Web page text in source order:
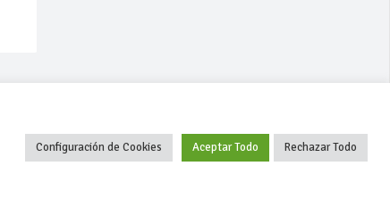
+34 627 35 00 36
Configuración de Cookies Aceptar Todo Rechazar Todo